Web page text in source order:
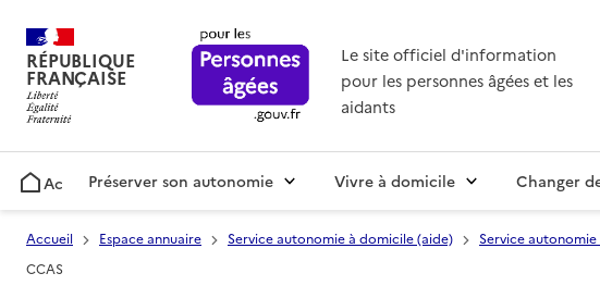
RÉPUBLIQUE
FRANÇAISE
Le site officiel d'information
pour les personnes âgées et les
aidants
AccueilPréserver son autonomie Vivre à domicile Changer
Accueil Espace annuaire Service autonomie à domicile (aide) Service
CCAS